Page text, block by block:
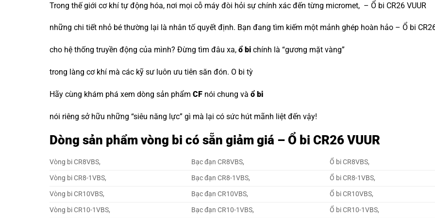
Trong thế giới cơ khí tự động hóa, nơi mọi cỗ máy đòi hỏi sự chính xác đến từng micromet, – Ổ bi CR26 VUUR
những chi tiết nhỏ bé thường lại là nhân tố quyết định. Bạn đang tìm kiếm một mảnh ghép hoàn hảo – Ổ bi
cho hệ thống truyền động của mình? Đừng tìm đâu xa, ổ bi chính là “gương mặt vàng”
trong làng cơ khí mà các kỹ sư luôn ưu tiên săn đón. O bi tỳ
Hãy cùng khám phá xem dòng sản phẩm CF nói chung và ổ bi
nói riêng sở hữu những “siêu năng lực” gì mà lại có sức hút mãnh liệt đến vậy!
Dòng sản phẩm vòng bi có sẵn giảm giá – Ổ bi CR26 VUUR
Vòng bi CR8VBS, Bạc đạn CR8VBS,
Ổ bi CR8VBS,
Vòng bi CR8-1VBS,
Bạc đạn CR8-1VBS,
Ổ bi CR8-1VBS,
Vòng bi CR10VBS,
Bạc đạn CR10VBS,
Ổ bi CR10VBS,
Vòng bi CR10-1VBS,
Bạc đạn CR10-1VBS,
Ổ bi CR10-1VBS,